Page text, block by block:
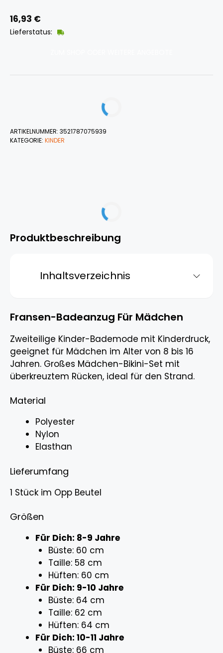
16,93 €
Lieferstatus:
ARTIKELNUMMER: 3521787075939
KATEGORIE: KINDER
Produktbeschreibung
Inhaltsverzeichnis
Fransen-Badeanzug Für Mädchen
Zweiteilige Kinder-Bademode mit Kinderdruck,
geeignet für Mädchen im Alter von 8 bis 16
Jahren. Großes Mädchen-Bikini-Set mit
überkreuztem Rücken, ideal für den Strand.
Material
Polyester
Nylon
Elasthan
Lieferumfang
1 Stück im Opp Beutel
Größen
Für Dich: 8-9 Jahre
Büste: 60 cm
Taille: 58 cm
Hüften: 60 cm
Für Dich: 9-10 Jahre
Büste: 64 cm
Taille: 62 cm
Hüften: 64 cm
Für Dich: 10-11 Jahre
Büste: 66 cm